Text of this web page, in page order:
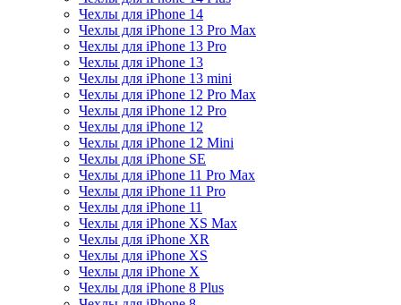
Чехлы для iPhone 14
Чехлы для iPhone 13 Pro Max
Чехлы для iPhone 13 Pro
Чехлы для iPhone 13
Чехлы для iPhone 13 mini
Чехлы для iPhone 12 Pro Max
Чехлы для iPhone 12 Pro
Чехлы для iPhone 12
Чехлы для iPhone 12 Mini
Чехлы для iPhone SE
Чехлы для iPhone 11 Pro Max
Чехлы для iPhone 11 Pro
Чехлы для iPhone 11
Чехлы для iPhone XS Max
Чехлы для iPhone XR
Чехлы для iPhone XS
Чехлы для iPhone X
Чехлы для iPhone 8 Plus